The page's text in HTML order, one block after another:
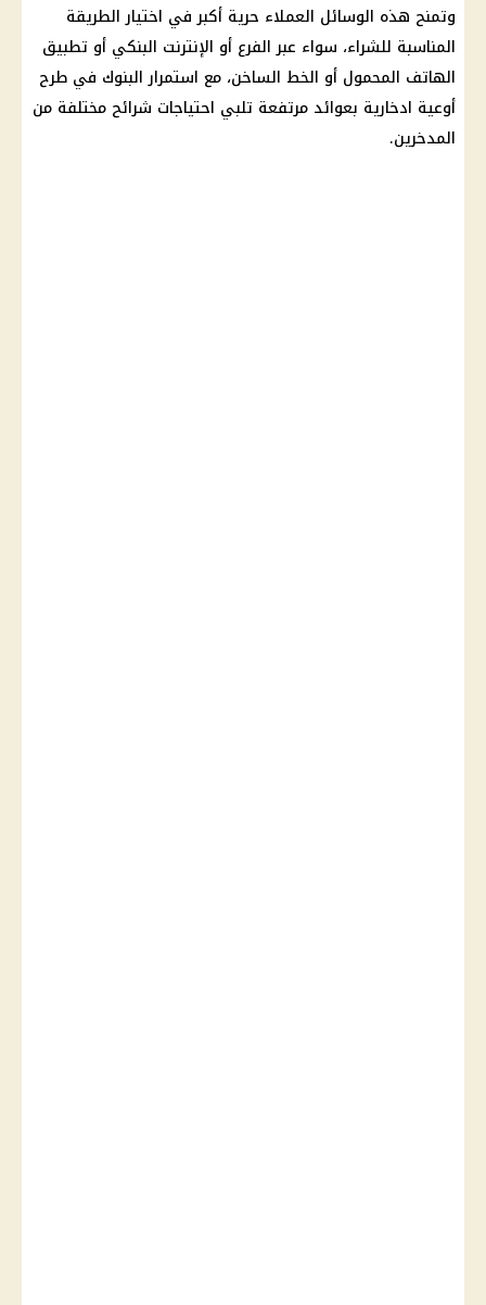
وتمنح هذه الوسائل العملاء حرية أكبر في اختيار الطريقة
المناسبة للشراء، سواء عبر الفرع أو الإنترنت البنكي أو تطبيق
الهاتف المحمول أو الخط الساخن، مع استمرارالبنوك في طرح
أوعية ادخارية بعوائد مرتفعة تلبي احتياجات شرائح مختلفة من
المدخرين.